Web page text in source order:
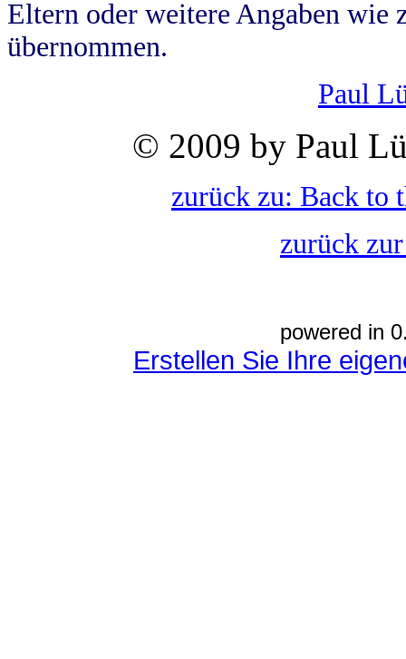
Eltern oder weitere Angaben wie
übernommen.
Paul
© 2009 by Paul
zurück zu: Back to
zurück
powered in
Erstellen Sie Ihre